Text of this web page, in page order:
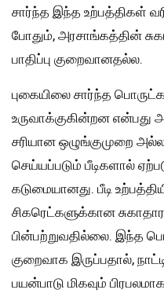
சார்ந்த இந்த உற்பத்திகள் வரி
போதும், அரசாங்கத்தின்
பாதிப்பு குறைவானதல்ல.
புகையிலை சார்ந்த
உருவாக்குகின்றன
சரியான ஒழுங்குமுறை
செய்யப்படும் பீடிகளால்
கடுமையானது. பீடி
சிகரெட்களுக்கான
பின்பற்றுவதில்லை. இந்த
குறைவாக இருப்பதால்,
பயன்பாடு மிகவும்